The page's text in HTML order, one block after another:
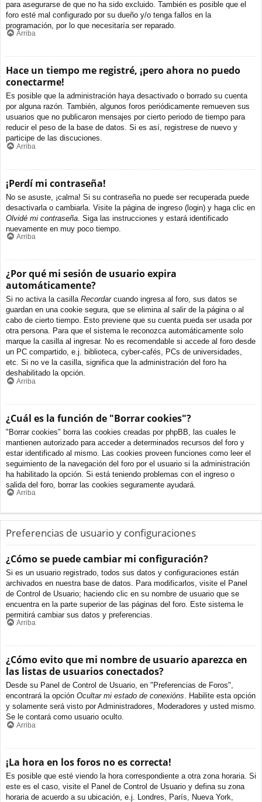
para asegurarse de que no ha sido excluido. También es posible que el
foro esté mal configurado por su dueño y/o tenga fallos en la
programación, por lo que necesitaría ser reparado.
Arriba
Hace un tiempo me registré, ¡pero ahora no puedo
conectarme!
Es posible que la administración haya desactivado o borrado su cuenta
por alguna razón. También, algunos foros periódicamente remueven sus
usuarios que no publicaron mensajes por cierto periodo de tiempo para
reducir el peso de la base de datos. Si es así, registrese de nuevo y
participe de las discuciones.
Arriba
¡Perdí mi contraseña!
No se asuste, ¡calma! Si su contraseña no puede ser recuperada puede
desactivarla o cambiarla. Visite la página de ingreso (login) y haga clic en
Olvidé mi contraseña . Siga las instrucciones y estará identificado
nuevamente en muy poco tiempo.
Arriba
¿Por qué mi sesión de usuario expira
automáticamente?
Si no activa la casilla Recordarcuando ingresa al foro, sus datos se
guardan en una cookie segura, que se elimina al salir de la página o al
cabo de cierto tiempo. Esto previene que su cuenta pueda ser usada por
otra persona. Para que el sistema le reconozca automáticamente solo
marque la casilla al ingresar. No es recomendable si accede al foro desde
un PC compartido, e.j. biblioteca, cyber-cafés, PCs de universidades,
etc. Si no ve la casilla, significa que la administración del foro ha
deshabilitado la opción.
Arriba
¿Cuál es la función de "Borrar cookies"?
"Borrar cookies" borra las cookies creadas por phpBB, las cuales le
mantienen autorizado para acceder a determinados recursos del foro y
estar identificado al mismo. Las cookies proveen funciones como leer el
seguimiento de la navegación del foro por el usuario si la administración
ha habilitado la opción. Si está teniendo problemas con el ingreso o
salida del foro, borrar las cookies seguramente ayudará.
Arriba
Preferencias de usuario y configuraciones
¿Cómo se puede cambiar mi configuración?
Si es un usuario registrado, todos sus datos y configuraciones están
archivados en nuestra base de datos. Para modificarlos, visite el Panel
de Control de Usuario; haciendo clic en su nombre de usuario que se
encuentra en la parte superior de las páginas del foro. Este sistema le
permitirá cambiar sus datos y preferencias.
Arriba
¿Cómo evito que mi nombre de usuario aparezca en
las listas de usuarios conectados?
Desde su Panel de Control de Usuario, en "Preferencias de Foros",
encontrará la opción Ocultar mi estado de conexións. Habilite esta opción
y solamente será visto por Administradores, Moderadores y usted mismo.
Se le contará como usuario oculto.
Arriba
¡La hora en los foros no es correcta!
Es posible que esté viendo la hora correspondiente a otra zona horaria. Si
este es el caso, visite el Panel de Control de Usuario y defina su zona
horaria de acuerdo a su ubicación, e.j. Londres, París, Nueva York,